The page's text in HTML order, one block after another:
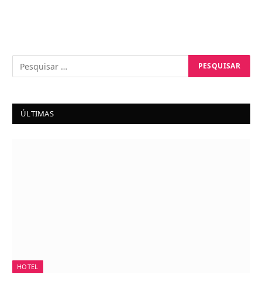
ÚLTIMAS
HOTEL